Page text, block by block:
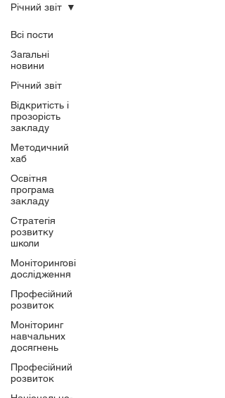
Всі пости
Загальні
новини
Річний звіт
Відкритість і
прозорість
закладу
Методичний
хаб
Освітня
програма
закладу
Стратегія
розвитку
школи
Моніторингові
дослідження
Професійний
розвиток
Моніторинг
навчальних
досягнень
Професійний
розвиток
Річний звіт